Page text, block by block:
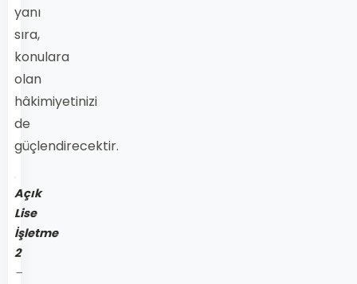
yanı
sıra,
konulara
olan
hâkimiyetinizi
de
güçlendirecektir.
Açık
Lise
İşletme
2
–